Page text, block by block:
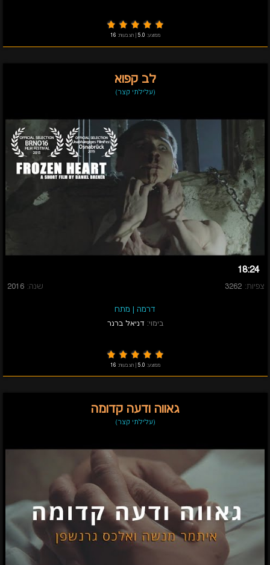
ממוצע: 5.0
|הצבעות: 16
לב קפוא
(עלילתי קצר)
18:24
צפיות: 3262 שנה: 2016
דרמה | מתח
בימוי: דניאל ברנר
ממוצע: 5.0
|הצבעות: 16
גאווה ודעה קדומה
(עלילתי קצר)